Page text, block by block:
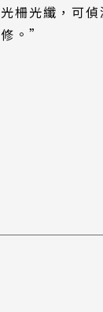
光柵光纖，可
修。”